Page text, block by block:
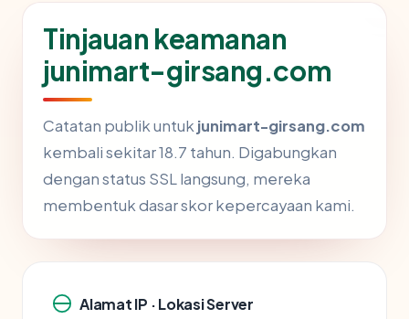
Tinjauan keamanan
junimart-girsang.com
Catatan publik untukjunimart-girsang.com
kembali sekitar 18.7 tahun. Digabungkan
dengan status SSL langsung, mereka
membentuk dasar skor kepercayaan kami.
Alamat IP · Lokasi Server